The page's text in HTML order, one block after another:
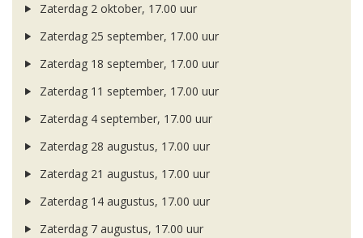
Zaterdag 2 oktober, 17.00 uur
Zaterdag 25 september, 17.00 uur
Zaterdag 18 september, 17.00 uur
Zaterdag 11 september, 17.00 uur
Zaterdag 4 september, 17.00 uur
Zaterdag 28 augustus, 17.00 uur
Zaterdag 21 augustus, 17.00 uur
Zaterdag 14 augustus, 17.00 uur
Zaterdag 7 augustus, 17.00 uur